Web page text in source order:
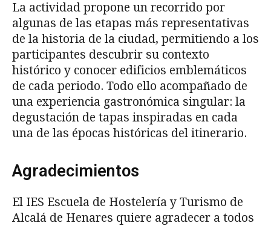
La actividad propone un recorrido por
algunas de las etapas más representativas
de la historia de la ciudad, permitiendo a los
participantes descubrir su contexto
histórico y conocer edificios emblemáticos
de cada periodo. Todo ello acompañado de
una experiencia gastronómica singular: la
degustación de tapas inspiradas en cada
una de las épocas históricas del itinerario.
Agradecimientos
El IES Escuela de Hostelería y Turismo de
Alcalá de Henares quiere agradecer a todos